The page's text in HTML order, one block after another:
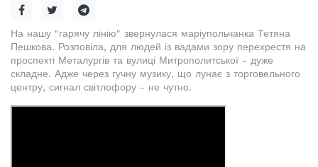
На нашу "гарячу лінію" звернулася маріупольчанка Тетяна
Пешкова. Розповіла, для людей із вадами зору перехрестя на
проспекті Металургів та вулиці Митрополитської - дуже
складне. Адже через гучну музику, що лунає з торговельного
центру, сигнал світлофору - не чутно.